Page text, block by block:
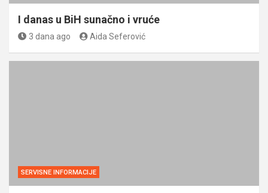
I danas u BiH sunačno i vruće
3 dana ago Aida Seferović
SERVISNE INFORMACIJE